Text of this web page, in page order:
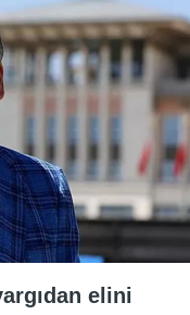
elini